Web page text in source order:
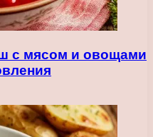
с мясом и овощами